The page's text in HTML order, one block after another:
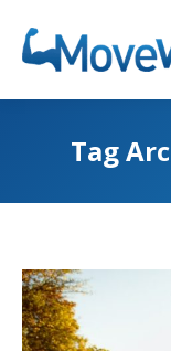
Tag